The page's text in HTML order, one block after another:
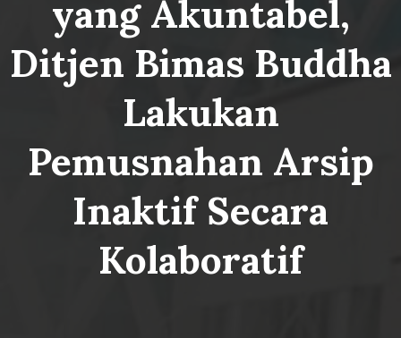
yang Akuntabel,
Ditjen Bimas Buddha
Lakukan
Pemusnahan Arsip
Inaktif Secara
Kolaboratif